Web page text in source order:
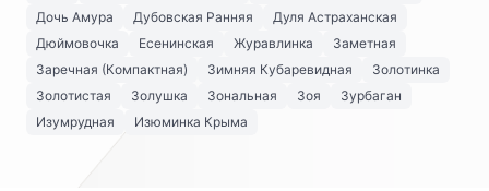
Дочь Амура
Дубовская Ранняя
Дуля Астраханская
Дюймовочка
Есенинская Журавлинка
Заметная
Заречная (Компактная)
Зимняя Кубаревидная
Золотинка
Золотистая
Золушка Зональная Зоя
Зурбаган
Изумрудная
Изюминка Крыма